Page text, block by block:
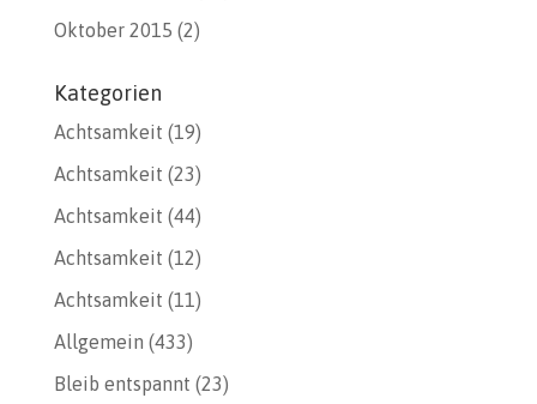
Oktober 2015 (2)
Kategorien
Achtsamkeit (19)
Achtsamkeit (23)
Achtsamkeit (44)
Achtsamkeit (12)
Achtsamkeit (11)
Allgemein (433)
Bleib entspannt (23)